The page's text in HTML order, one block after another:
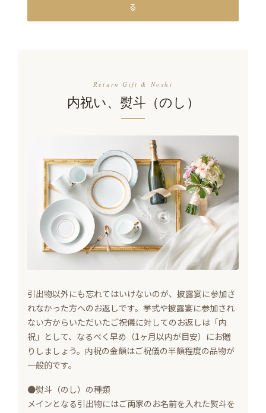
る
Return Gift & Noshi
内祝い、熨斗（のし）
引出物以外にも忘れてはいけないのが、披露宴に参加さ
れなかった方へのお返しです。挙式や披露宴に参加され
ない方からいただいたご祝儀に対してのお返しは「内
祝」として、なるべく早め（1ヶ月以内が目安）にお贈
りしましょう。内祝の金額はご祝儀の半額程度の品物が
一般的です。
●熨斗（のし）の種類
メインとなる引出物にはご両家のお名前を入れた熨斗を